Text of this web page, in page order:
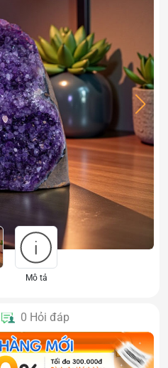
Mô tả
0 Hỏi đáp